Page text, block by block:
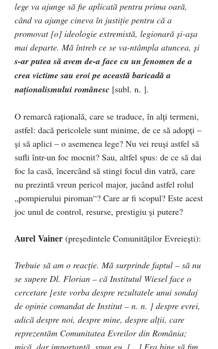
lege va ajunge să fie aplicată pentru prima oară,
când va ajunge cineva în justiție pentru că a
promovat [o] ideologie extremistă, legionară și-așa
mai departe. Mă întreb ce se va-ntâmpla atuncea, și
s-ar putea să avem de-a face cu un fenomen de a
crea victime sau eroi pe această baricadă a
naționalismului românesc [subl. n. ].
O remarcă rațională, care se traduce, în alți termeni,
astfel: dacă pericolele sunt minime, de ce să adopți –
și să aplici – o asemenea lege? Nu vei reuși astfel să
sufli într-un foc mocnit? Sau, altfel spus: de ce să dai
foc la casă, încercând să stingi focul din vatră, care
nu prezintă vreun pericol major, jucând astfel rolul
„pompierului piroman“? Care ar fi scopul? Este acest
joc unul de control, resurse, prestigiu și putere?
Aurel Vainer (președintele Comunităților Evreiești):
Trebuie să am o reacție. Mă surprinde faptul – să nu
se supere Dl. Florian – că Institutul Wiesel face o
cercetare [este vorba despre rezultatele unui sondaj
de opinie comandat de Institut – n. n. ] despre evrei,
adică despre noi, despre mine, despre alții, care
reprezentăm Comunitatea Evreilor din România;
mică, dar importantă, spun eu. […] Era bine să fim